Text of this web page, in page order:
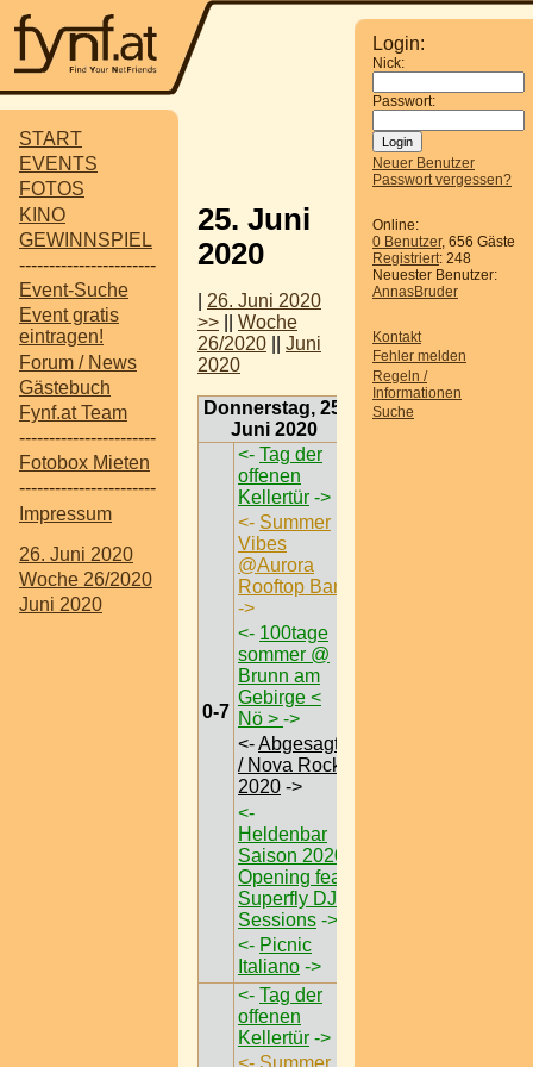
START
EVENTS
FOTOS
KINO
GEWINNSPIEL
-----------------------
Event-Suche
Event gratis
eintragen!
Forum / News
Gästebuch
Fynf.at Team
-----------------------
Fotobox Mieten
-----------------------
Impressum
26. Juni 2020
Woche 26/2020
Juni 2020
Login:
Nick:
Passwort:
Neuer Benutzer
Passwort vergessen?
Online:
0 Benutzer, 656 Gäste
Registriert: 248
Neuester Benutzer:
AnnasBruder
Kontakt
Fehler melden
Regeln /
Informationen
Suche
25. Juni
2020
26. Juni 2020
>>
Woche
26/2020
Juni
2020
Donnerstag, 25.
Juni 2020
0-7
<- Tag der
offenen
Kellertür ->
<- Summer
Vibes
@Aurora
Rooftop Bar
->
<- 100tage
sommer @
Brunn am
Gebirge <
Nö > ->
<-Abgesagt
/ Nova Rock
2020 ->
<-
Heldenbar
Saison 2020
Opening feat
Superfly DJ
Sessions ->
<- Picnic
Italiano ->
<- Tag der
offenen
Kellertür ->
<- Summer